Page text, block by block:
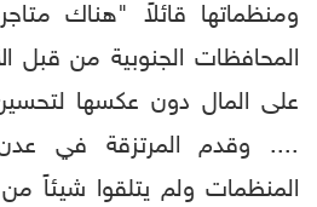
ومنظماتها قائلاً "هناك
المحافظات الجنوبية من قبل
على المال دون عكسها
.... وقدم المرتزقة في عدن
المنظمات ولم يتلقوا شيئاً